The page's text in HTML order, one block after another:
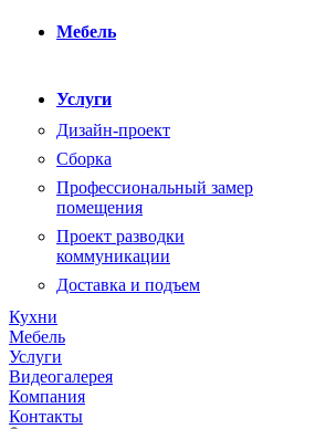
Мебель
Услуги
Дизайн-проект
Сборка
Профессиональный замер
помещения
Проект разводки
коммуникации
Доставка и подъем
Кухни
Мебель
Услуги
Видеогалерея
Компания
Контакты